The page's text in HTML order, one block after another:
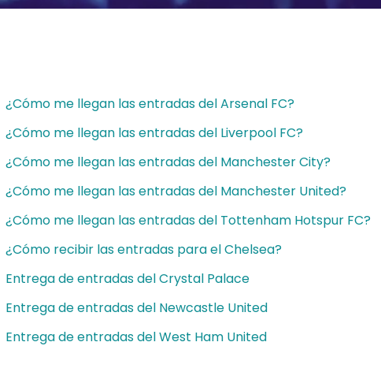
¿Cómo me llegan las entradas del Arsenal FC?
¿Cómo me llegan las entradas del Liverpool FC?
¿Cómo me llegan las entradas del Manchester City?
¿Cómo me llegan las entradas del Manchester United?
¿Cómo me llegan las entradas del Tottenham Hotspur FC?
¿Cómo recibir las entradas para el Chelsea?
Entrega de entradas del Crystal Palace
Entrega de entradas del Newcastle United
Entrega de entradas del West Ham United